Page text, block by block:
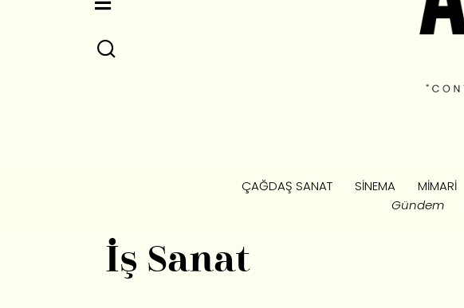
ÇAĞDAŞ SANAT SINEMA MIMARI
Gündem
İş Sanat